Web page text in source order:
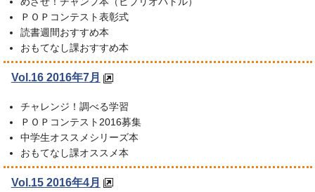
ＰＯＰコンテスト表彰式
読書週間おすすめ本
おもてなし課おすすめ本
Vol.16 2016年7月
チャレンジ！調べる学習
ＰＯＰコンテスト2016募集
中学生オススメシリーズ本
おもてなし課オススメ本
Vol.15 2016年4月